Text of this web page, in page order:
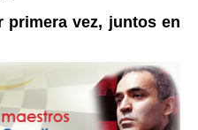
primera vez, juntos en